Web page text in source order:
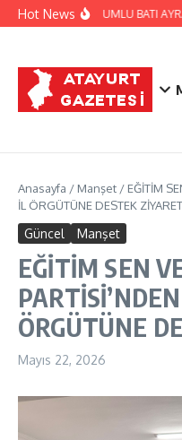
İçeriğe atla
Hot NewsHATSU, KUMLU BATI
Anasayfa / Manşet / EĞİTİM
İL ÖRGÜTÜNE DESTEK
Güncel Manşet
EĞİTİM SEN
ÖRGÜTÜNE
Mayıs 22, 2026